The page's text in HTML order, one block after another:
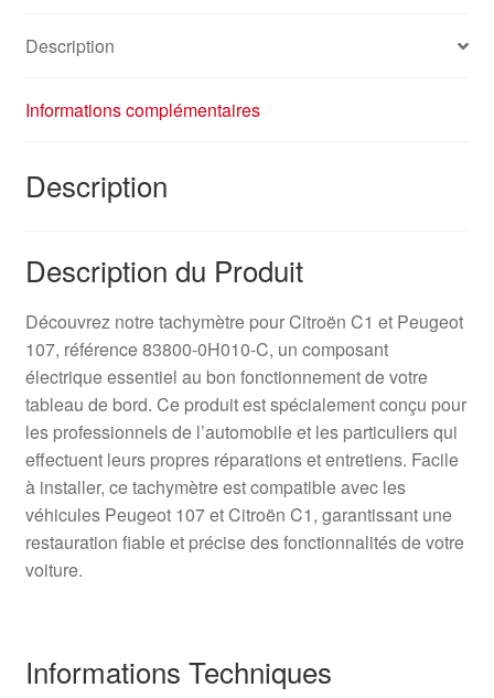
Description
Informations complémentaires
Description
Description du Produit
Découvrez notre tachymètre pour Citroën C1 et Peugeot
107, référence 83800-0H010-C, un composant
électrique essentiel au bon fonctionnement de votre
tableau de bord. Ce produit est spécialement conçu pour
les professionnels de l’automobile et les particuliers qui
effectuent leurs propres réparations et entretiens. Facile
à installer, ce tachymètre est compatible avec les
véhicules Peugeot 107 et Citroën C1, garantissant une
restauration fiable et précise des fonctionnalités de votre
voiture.
Informations Techniques